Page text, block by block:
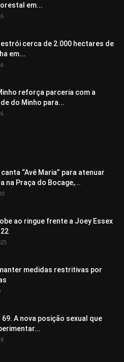
em...
cerca de 2.000 hectares de
em...
reforça parceria com a
do Minho para...
“Avé Maria” para atenuar
na Praça do Bocage,...
ao ringue frente a Joey Essex
medidas restritivas por
69. A nova posição sexual que